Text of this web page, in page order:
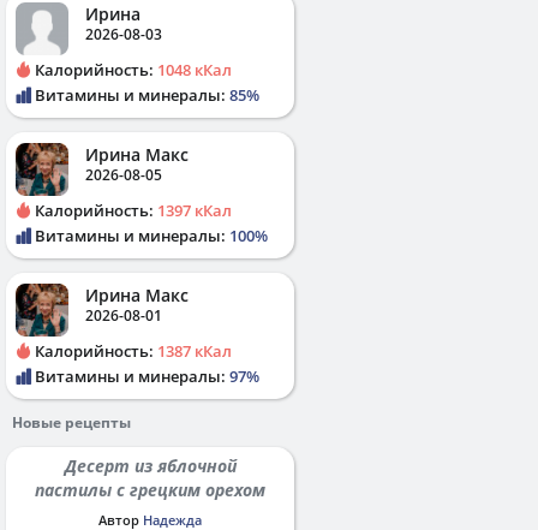
Ирина
2026-08-03
Калорийность: 1048 кКал
Витамины и минералы: 85%
Ирина Макс
2026-08-05
Калорийность: 1397 кКал
Витамины и минералы: 100%
Ирина Макс
2026-08-01
Калорийность: 1387 кКал
Витамины и минералы: 97%
Новые рецепты
Десерт из яблочной
пастилы с грецким орехом
Автор Надежда